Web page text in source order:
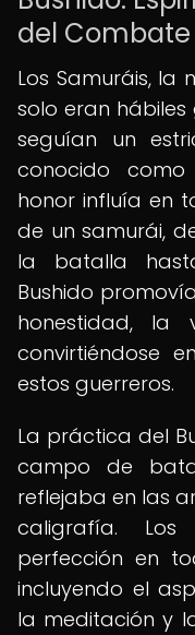
del Combate
Los Samuráis, la
solo eran hábiles
seguían un
conocido
honor influía en
de un samurái,
la batalla
Bushido
honestidad, la
convirtiéndose
estos guerreros.
La práctica del
campo de
reflejaba en las
caligrafía.
perfección en
incluyendo el
la meditación y